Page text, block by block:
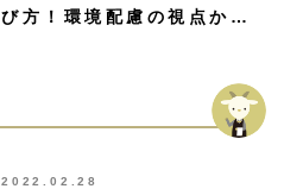
び方！環境配慮の視点か…
2022.02.28